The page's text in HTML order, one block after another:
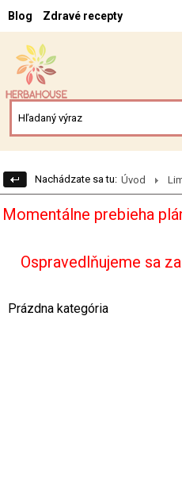
Blog Zdravé recepty
Nachádzate sa tu: Úvod
Momentálne prebieha
Ospravedlňujeme sa
Prázdna kategória